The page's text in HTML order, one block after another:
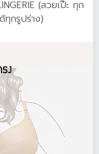
(สวยเป๊ะ ทุก
กรูปร่าง)